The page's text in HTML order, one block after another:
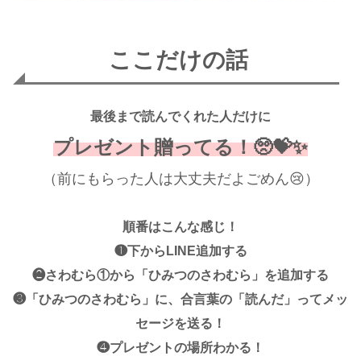
ここだけの話
最後まで読んでくれた人だけに
プレゼント贈ってる！🥺💝✨
（前にもらった人は大丈夫だよごめん😢）
順番はこんな感じ！
❶下からLINE追加する
❷さわむら①から「ひみつのさわむら」を追加する
❸「ひみつのさわむら」に、合言葉の「読んだ」ってメッ
セージを送る！
❹プレゼントの場所わかる！